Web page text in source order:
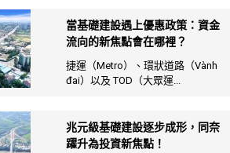
當基礎建設遇上優惠政策：資金
流向的新焦點會在哪裡？
捷運（Metro）、環狀道路（Vành
đai）以及 TOD（大眾運...
兆元級基礎建設逐步成形，同奈
躍升為投資新焦點！